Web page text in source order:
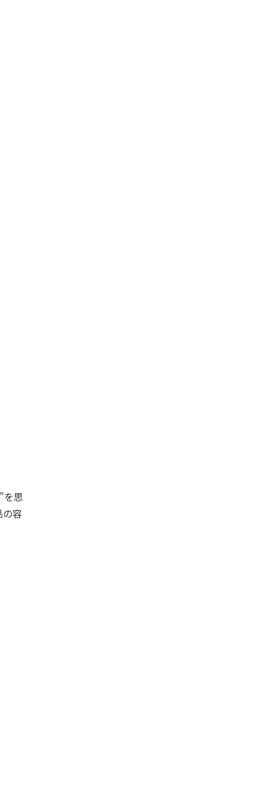
を思
容